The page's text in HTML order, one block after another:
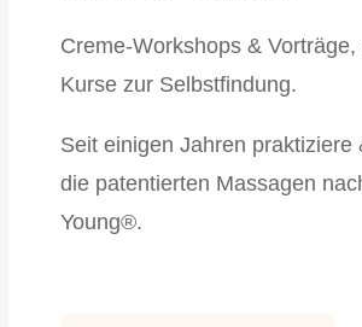
Creme-Workshops & Vorträge,
Kurse zur Selbstfindung.
Seit einigen Jahren praktiziere
die patentierten Massagen
Young®.